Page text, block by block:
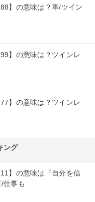
】の意味は？車/ツイン
】の意味は？ツインレ
】の意味は？ツインレ
ング
】の意味は『自分を信
仕事も